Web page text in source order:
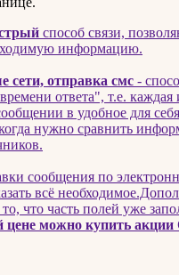
способ связи,
информацию.
сети, отправка смс -
ответа", т.е. каждая
в удобное для
нужно сравнить
сообщения по
всё
что часть полей уже
цене можно купить